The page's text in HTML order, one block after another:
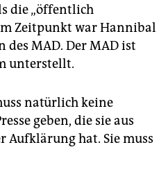
die „öffentlich
Zeitpunkt war Hannibal
des MAD. Der MAD ist
unterstellt.
natürlich keine
geben, die sie aus
hat. Sie muss